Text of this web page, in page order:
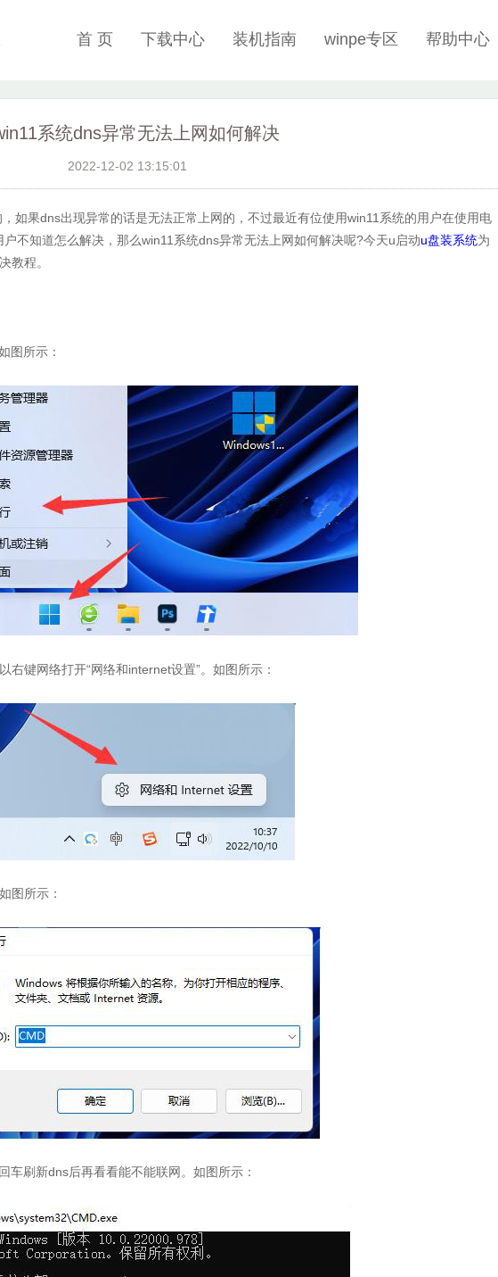
首 页 下载中心 装机指南 winpe专区 帮助中心
系统dns异常无法上网如何解决
2022-12-02 13:15:01
如果dns出现异常的话是无法正常上网的，不过最近有位使用win11系统的用户在使用电
不知道怎么解决，那么win11系统dns异常无法上网如何解决呢?今天u启动u盘装系统为
教程。
图所示：
键网络打开“网络和internet设置”。如图所示：
图所示：
刷新dns后再看看能不能联网。如图所示：